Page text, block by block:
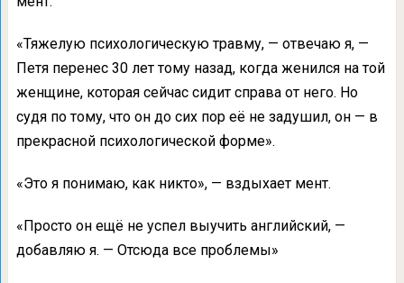
«Тяжелую психологическую травму, — отвечаю я, —
Петя перенес 30 лет тому назад, когда женился на той
женщине, которая сейчас сидит справа от него. Но
судя по тому, что он до сих пор её не задушил, он — в
прекрасной психологической форме».
«Это я понимаю, как никто», — вздыхает мент.
«Просто он ещё не успел выучить английский, —
добавляю я. — Отсюда все проблемы»